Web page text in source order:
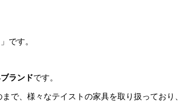
です。
ランドです。
で、様々なテイストの家具を取り扱っており